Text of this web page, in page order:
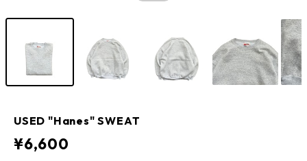
USED "Hanes" SWEAT
¥6,600